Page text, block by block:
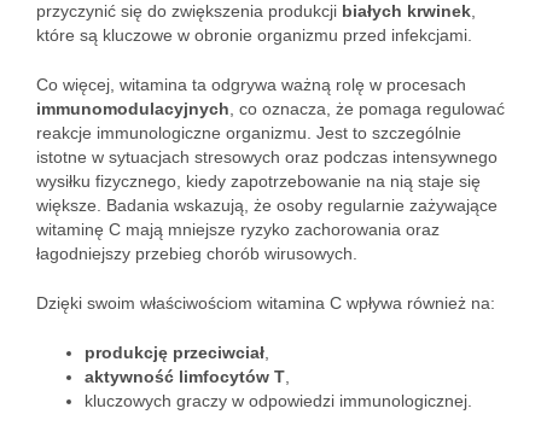
przyczynić się do zwiększenia produkcji białych krwinek
które są kluczowe w obronie organizmu przed infekcjami.
Co więcej, witamina ta odgrywa ważną rolę w procesach
immunomodulacyjnych , co oznacza, że pomaga regulować
reakcje immunologiczne organizmu. Jest to szczególnie
istotne w sytuacjach stresowych oraz podczas intensywnego
wysiłku fizycznego, kiedy zapotrzebowanie na nią staje się
większe. Badania wskazują, że osoby regularnie zażywające
witaminę C mają mniejsze ryzyko zachorowania oraz
łagodniejszy przebieg chorób wirusowych.
Dzięki swoim właściwościom witamina C wpływa również na:
produkcję przeciwciał
aktywność limfocytów T
kluczowych graczy w odpowiedzi immunologicznej.